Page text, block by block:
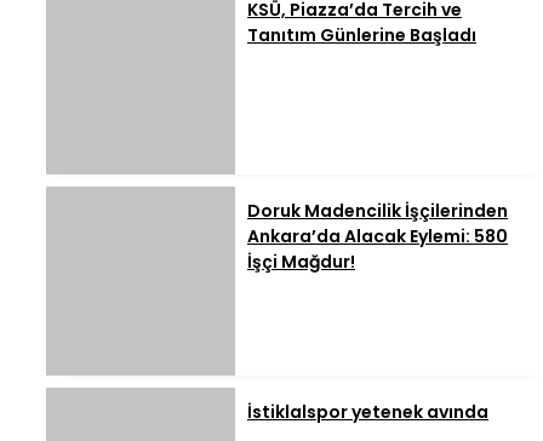
KSÜ, Piazza’da Tercih ve
Tanıtım Günlerine Başladı
Doruk Madencilik İşçilerinden
Ankara’da Alacak Eylemi: 580
İşçi Mağdur!
İstiklalspor yetenek avında